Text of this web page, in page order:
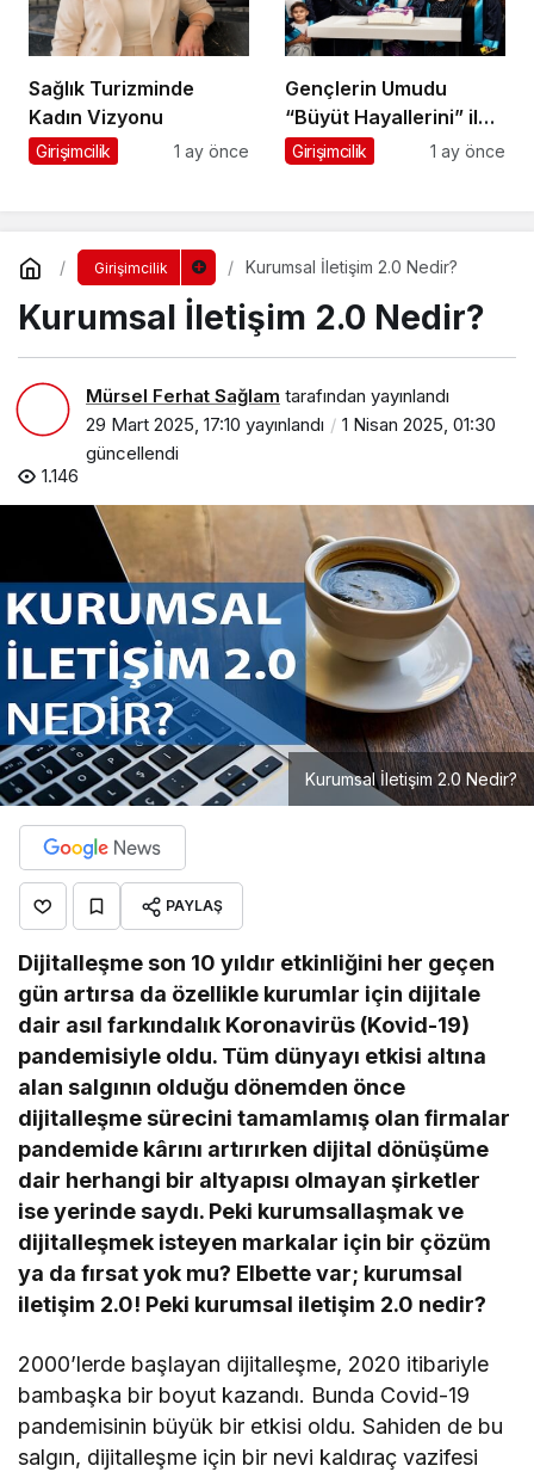
Sağlık Turizminde
Kadın Vizyonu
Girişimcilik 1 ay önce
Gençlerin Umudu
“Büyüt Hayallerini” ile
267 Genç Daha
Girişimcilik 1 ay önce
Girişimcilik Kurumsal İletişim 2.0 Nedir?
Kurumsal İletişim 2.0 Nedir?
Mürsel Ferhat Sağlam tarafından yayınlandı
29 Mart 2025, 17:10 yayınlandı
1 Nisan 2025, 01:30
güncellendi
1.146
Kurumsal İletişim 2.0 Nedir?
PAYLAŞ
Dijitalleşme son 10 yıldır etkinliğini her geçen
gün artırsa da özellikle kurumlar için dijitale
dair asıl farkındalık Koronavirüs (Kovid-19)
pandemisiyle oldu. Tüm dünyayı etkisi altına
alan salgının olduğu dönemden önce
dijitalleşme sürecini tamamlamış olan firmalar
pandemide kârını artırırken dijital dönüşüme
dair herhangi bir altyapısı olmayan şirketler
ise yerinde saydı. Peki kurumsallaşmak ve
dijitalleşmek isteyen markalar için bir çözüm
ya da fırsat yok mu? Elbette var; kurumsal
iletişim 2.0! Peki kurumsal iletişim 2.0 nedir?
2000’lerde başlayan dijitalleşme, 2020 itibariyle
bambaşka bir boyut kazandı. Bunda Covid-19
pandemisinin büyük bir etkisi oldu. Sahiden de bu
salgın, dijitalleşme için bir nevi kaldıraç vazifesi